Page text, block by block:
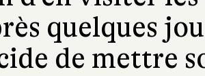
quelques
de mettre